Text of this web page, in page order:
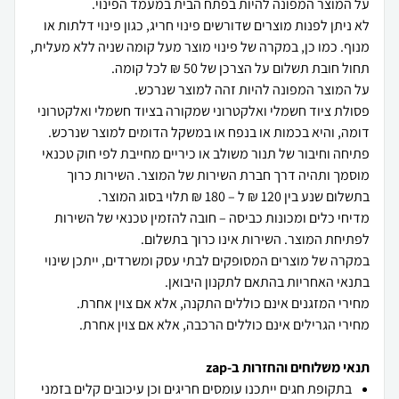
לא ניתן לפנות מוצרים שדורשים פינוי חריג, כגון פינוי דלתות או
מנוף. כמו כן, במקרה של פינוי מוצר מעל קומה שניה ללא מעלית,
פסולת ציוד חשמלי ואלקטרוני שמקורה בציוד חשמלי ואלקטרוני
פתיחה וחיבור של תנור משולב או כיריים מחייבת לפי חוק טכנאי
מוסמך ותהיה דרך חברת השירות של המוצר. השירות כרוך
מדיחי כלים ומכונות כביסה – חובה להזמין טכנאי של השירות
במקרה של מוצרים המסופקים לבתי עסק ומשרדים, ייתכן שינוי
מחירי הגרילים אינם כוללים הרכבה, אלא אם צוין אחרת.
תנאי משלוחים והחזרות ב-zap
בתקופת חגים ייתכנו עומסים חריגים וכן עיכובים קלים בזמני